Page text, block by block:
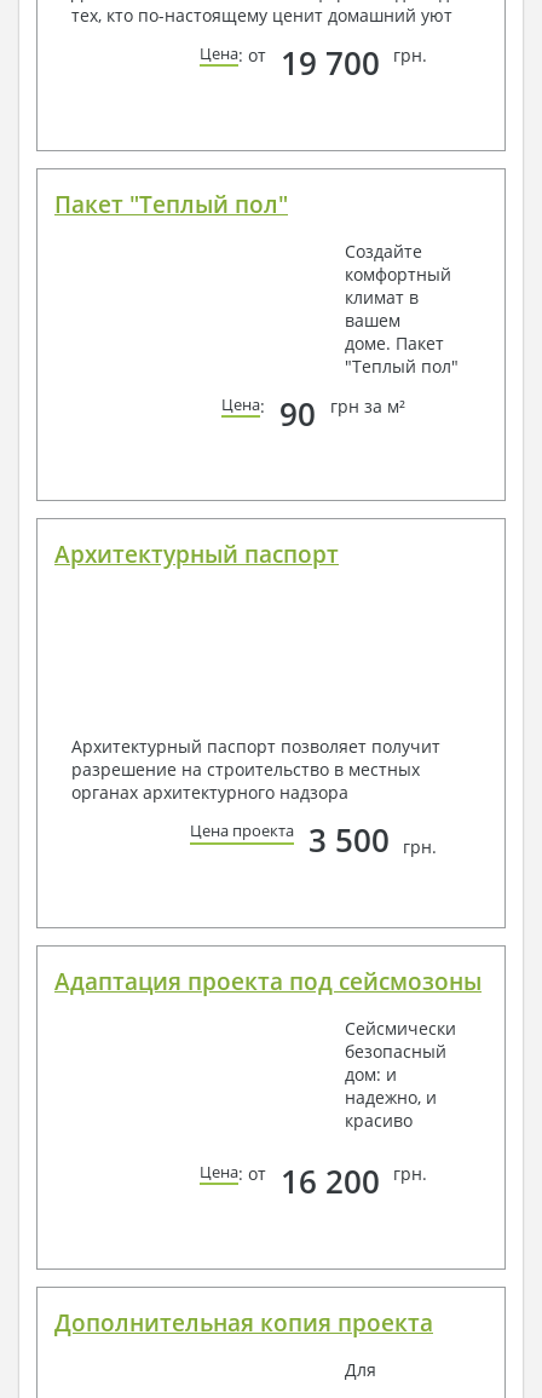
тех, кто по-настоящему ценит домашний уют
Цена: от 19 700 грн.
Пакет "Теплый пол"
Создайте
комфортный
климат в
вашем
доме. Пакет
"Теплый пол"
Цена: 90 грн за м²
Архитектурный паспорт
Архитектурный паспорт позволяет получит
разрешение на строительство в местных
органах архитектурного надзора
Цена проекта 3 500 грн.
Адаптация проекта под сейсмозоны
Сейсмически
безопасный
дом: и
надежно, и
красиво
Цена: от 16 200 грн.
Дополнительная копия проекта
Для